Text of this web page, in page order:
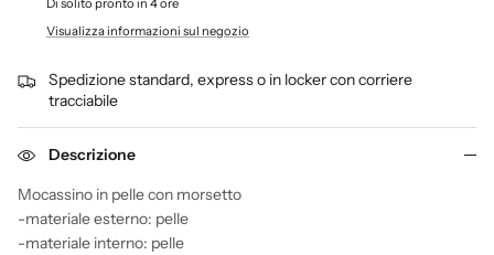
Di solito pronto in 4 ore
Visualizza informazioni sul negozio
Spedizione standard, express o in locker con corriere
tracciabile
Descrizione
Mocassino in pelle con morsetto
-materiale esterno: pelle
-materiale interno: pelle